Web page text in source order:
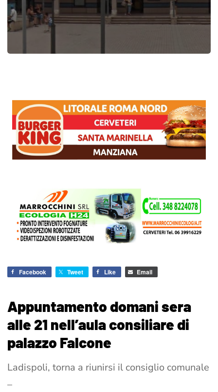
Facebook Tweet Like Email
Appuntamento domani sera
alle 21 nell’aula consiliare di
palazzo Falcone
Ladispoli, torna a riunirsi il consiglio comunale
–